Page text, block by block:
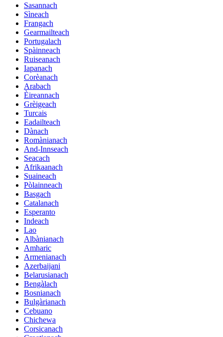
Sasannach
Sìneach
Frangach
Gearmailteach
Portugalach
Spàinneach
Ruiseanach
Iapanach
Corèanach
Arabach
Èireannach
Grèigeach
Turcais
Eadailteach
Dànach
Romànianach
And-Innseach
Seacach
Afrikaanach
Suaineach
Pòlainneach
Basgach
Catalanach
Esperanto
Indeach
Lao
Albànianach
Amharic
Armenianach
Azerbaijani
Belarusianach
Bengàlach
Bosnianach
Bulgàrianach
Cebuano
Chichewa
Corsicanach